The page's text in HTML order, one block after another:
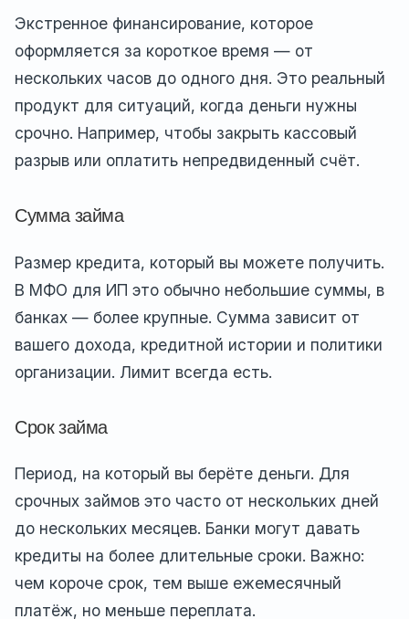
Экстренное финансирование, которое
оформляется за короткое время — от
нескольких часов до одного дня. Это реальный
продукт для ситуаций, когда деньги нужны
срочно. Например, чтобы закрыть кассовый
разрыв или оплатить непредвиденный счёт.
Сумма займа
Размер кредита, который вы можете получить.
В МФО для ИП это обычно небольшие суммы, в
банках — более крупные. Сумма зависит от
вашего дохода, кредитной истории и политики
организации. Лимит всегда есть.
Срок займа
Период, на который вы берёте деньги. Для
срочных займов это часто от нескольких дней
до нескольких месяцев. Банки могут давать
кредиты на более длительные сроки. Важно:
чем короче срок, тем выше ежемесячный
платёж, но меньше переплата.